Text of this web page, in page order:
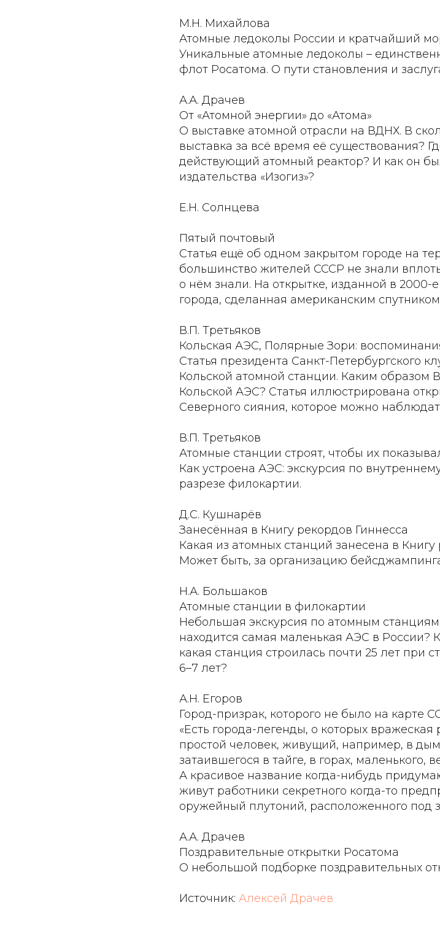
М.Н. Михайлова
Атомные ледоколы России и кратчайший
Уникальные атомные ледоколы –
флот Росатома. О пути становления и
А.А. Драчев
От «Атомной энергии» до «Атома»
О выставке атомной отрасли на ВДНХ. В
выставка за всё время её существования?
действующий атомный реактор? И как он
издательства «Изогиз»?
Е.Н. Солнцева
Пятый почтовый
Статья ещё об одном закрытом городе на
большинство жителей СССР не знали
о нём знали. На открытке, изданной в
города, сделанная американским
В.П. Третьяков
Кольская АЭС, Полярные Зори:
Статья президента Санкт-Петербургского
Кольской атомной станции. Каким образом
Кольской АЭС? Статья иллюстрирована
Северного сияния, которое можно
В.П. Третьяков
Атомные станции строят, чтобы их
Как устроена АЭС: экскурсия по
разрезе филокартии.
Д.С. Кушнарёв
Занесённая в Книгу рекордов Гиннесса
Какая из атомных станций занесена в
Может быть, за организацию
Н.А. Большаков
Атомные станции в филокартии
Небольшая экскурсия по атомным станциям
находится самая маленькая АЭС в России?
какая станция строилась почти 25 лет при
6–7 лет?
А.Н. Егоров
Город-призрак, которого не было на карте
«Есть города-легенды, о которых
простой человек, живущий, например, в
затаившегося в тайге, в горах, маленького,
А красивое название когда-нибудь
живут работники секретного когда-то
оружейный плутоний, расположенного под
А.А. Драчев
Поздравительные открытки Росатома
О небольшой подборке поздравительных
Источник: Алексей Драчев